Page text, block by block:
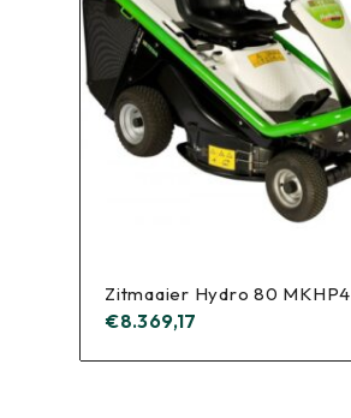
Zitmaaier Hydro 80 MKHP4
€8.369,17